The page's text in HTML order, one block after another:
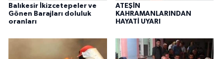
Balıkesir İkizcetepeler ve
Gönen Barajları doluluk
oranları
ATEŞİN
KAHRAMANLARINDAN
HAYATİ UYARI